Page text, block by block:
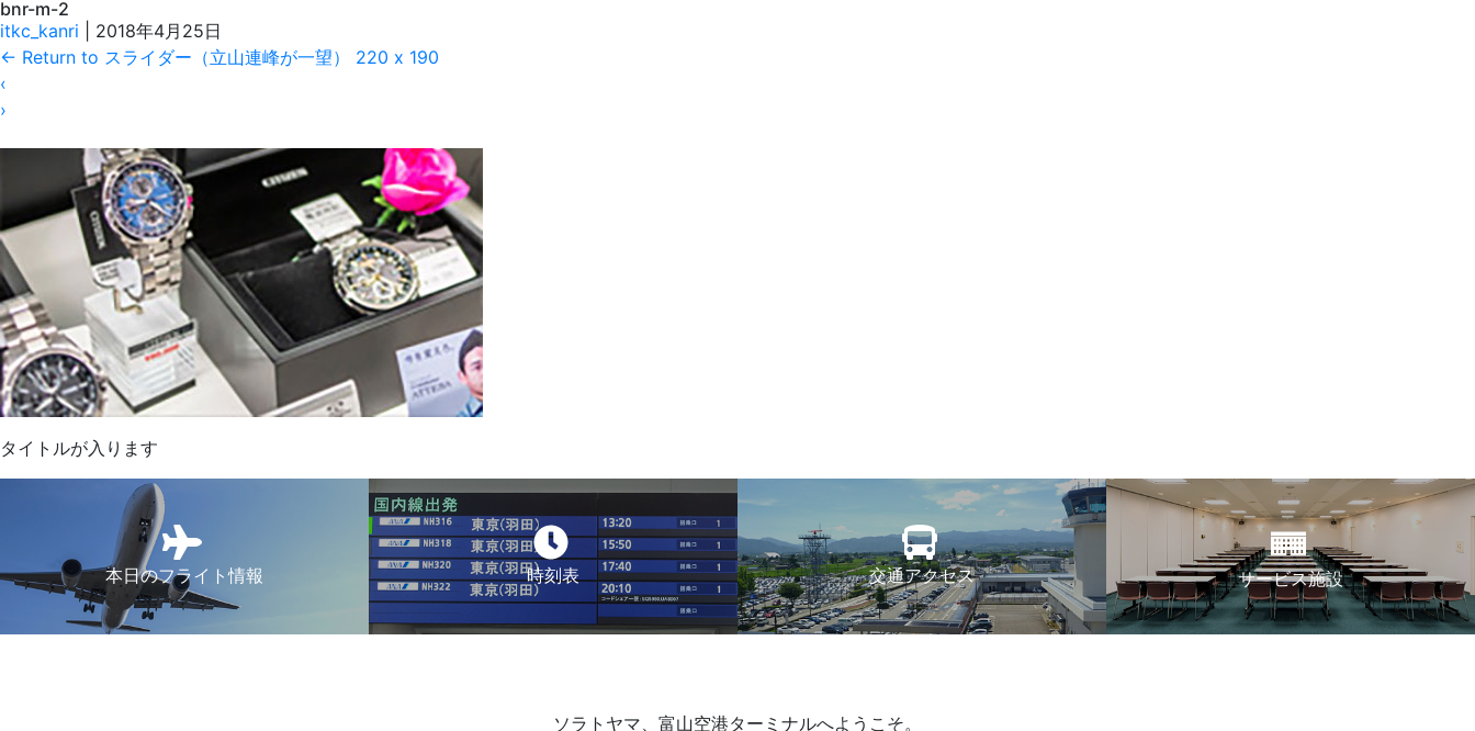
bnr-m-2
itkc_kanri
2018年4月25日
← Return to スライダー（立山連峰が一望） 220 x 190
‹
›
タイトルが入ります
本日のフライト情報 時刻表 交通アクセス サービス施設
ソラトヤマ、富山空港ターミナルへようこそ。